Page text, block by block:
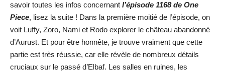
savoir toutes les infos concernant l’épisode 1168 de One
Piece, lisez la suite ! Dans la première moitié de l’épisode, on
voit Luffy, Zoro, Nami et Rodo explorer le château abandonné
d’Aurust. Et pour être honnête, je trouve vraiment que cette
partie est très réussie, car elle révèle de nombreux détails
cruciaux sur le passé d’Elbaf. Les salles en ruines, les